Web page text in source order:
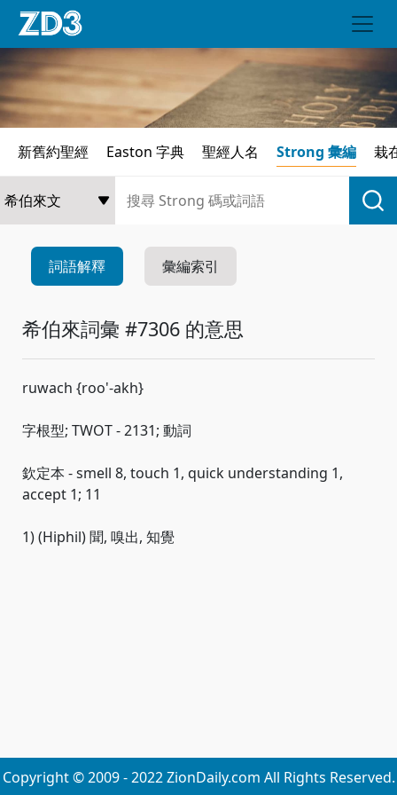
新舊約聖經 Easton 字典 聖經人名 Strong 彙編 栽
詞語解釋 彙編索引
希伯來詞彙 #7306 的意思
ruwach {roo'-akh}
字根型; TWOT - 2131; 動詞
欽定本 - smell 8, touch 1, quick understanding 1,
accept 1; 11
1) (Hiphil) 聞, 嗅出, 知覺
Copyright © 2009 - 2022 ZionDaily.com All Rights Reserved.